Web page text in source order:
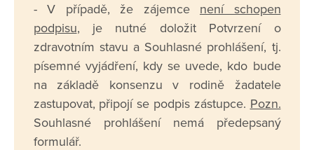
- V případě, že zájemce není schopen
podpisu, je nutné doložit Potvrzení o
zdravotním stavu a Souhlasné prohlášení, tj.
písemné vyjádření, kdy se uvede, kdo bude
na základě konsenzu v rodině žadatele
zastupovat, připojí se podpis zástupce. Pozn.
Souhlasné prohlášení nemá předepsaný
formulář.